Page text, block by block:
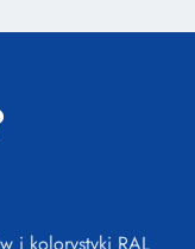
i kolorystyki RAL